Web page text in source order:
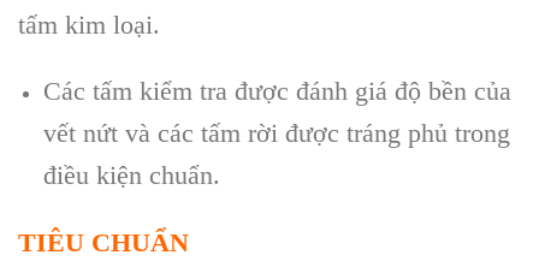
tấm kim loại.
Các tấm kiểm tra được đánh giá độ bền của
vết nứt và các tấm rời được tráng phủ trong
điều kiện chuẩn.
TIÊU CHUẨN